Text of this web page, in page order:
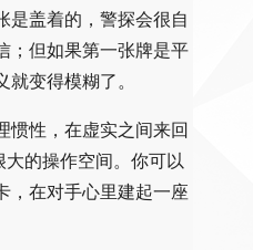
是盖着的，警探会很自
；但如果第一张牌是平
变得模糊了。
惯性，在虚实之间来回
大的操作空间。你可以
，在对手心里建起一座